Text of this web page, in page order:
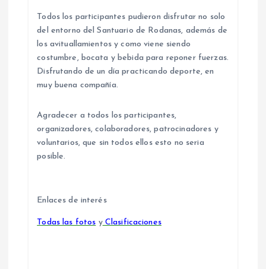
Todos los participantes pudieron disfrutar no solo
del entorno del Santuario de Rodanas, además de
los avituallamientos y como viene siendo
costumbre, bocata y bebida para reponer fuerzas.
Disfrutando de un día practicando deporte, en
muy buena compañía.
Agradecer a todos los participantes,
organizadores, colaboradores, patrocinadores y
voluntarios, que sin todos ellos esto no seria
posible.
Enlaces de interés
Todas las fotos yClasificaciones